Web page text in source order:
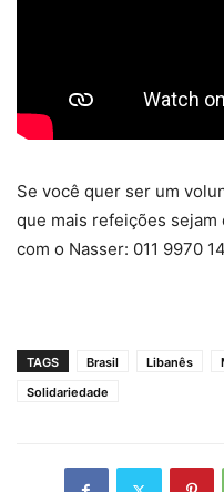
Se você quer ser um
que mais refeições sejam
com o Nasser: 011 9970
TAGS Brasil Libanês
Solidariedade